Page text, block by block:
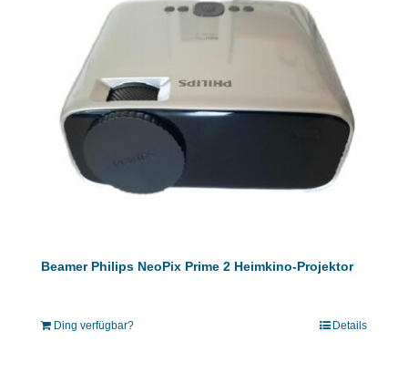
Beamer Philips NeoPix Prime 2 Heimkino-Projektor
Ding verfügbar? Details